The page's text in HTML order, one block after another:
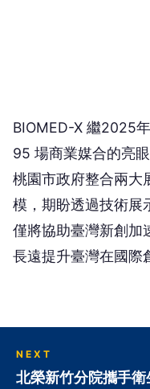
BIOMED-X 繼2025
95 場商業媒合的亮
桃園市政府整合兩大
模，期盼透過技術展
僅將協助臺灣新創加
長遠提升臺灣在國際
NEXT
北榮新竹分院攜手衛生所 打造偏鄉醫療